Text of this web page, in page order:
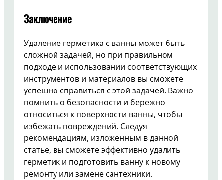
Заключение
Удаление герметика с ванны может быть
сложной задачей, но при правильном
подходе и использовании соответствующих
инструментов и материалов вы сможете
успешно справиться с этой задачей. Важно
помнить о безопасности и бережно
относиться к поверхности ванны, чтобы
избежать повреждений. Следуя
рекомендациям, изложенным в данной
статье, вы сможете эффективно удалить
герметик и подготовить ванну к новому
ремонту или замене сантехники.